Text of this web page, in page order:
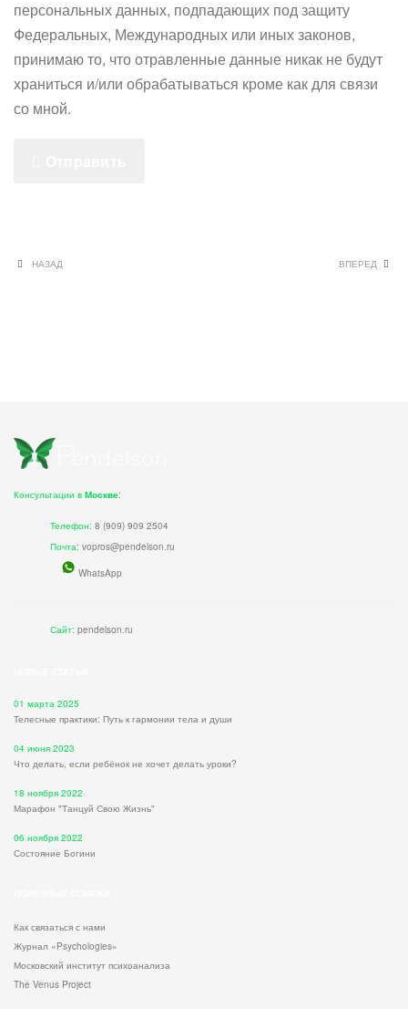
персональных данных, подпадающих под защиту
Федеральных, Международных или иных законов,
принимаю то, что отравленные данные никак не будут
храниться и/или обрабатываться кроме как для связи
со мной.
НАЗАД ВПЕРЕД
Консультации в Москве:
Телефон: 8 (909) 909 2504
Почта: vopros@pendelson.ru
WhatsApp
Сайт: pendelson.ru
01 марта 2025
Телесные практики: Путь к гармонии тела и души
04 июня 2023
Что делать, если ребёнок не хочет делать уроки?
18 ноября 2022
Марафон "Танцуй Свою Жизнь"
06 ноября 2022
Состояние Богини
Как связаться с нами
Журнал «Psychologies»
Московский институт психоанализа
The Venus Project